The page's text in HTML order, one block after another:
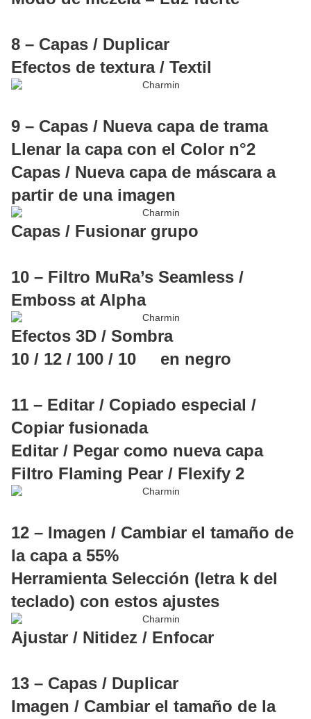
8 – Capas / Duplicar
Efectos de textura / Textil
9 – Capas / Nueva capa de trama
Llenar la capa con el Color n°2
Capas / Nueva capa de máscara a
partir de una imagen
Capas / Fusionar grupo
10 – Filtro MuRa’s Seamless /
Emboss at Alpha
Efectos 3D / Sombra
10 / 12 / 100 / 10 en negro
11 – Editar / Copiado especial /
Copiar fusionada
Editar / Pegar como nueva capa
Filtro Flaming Pear / Flexify 2
12 – Imagen / Cambiar el tamaño de
la capa a 55%
Herramienta Selección (letra k del
teclado) con estos ajustes
Ajustar / Nitidez / Enfocar
13 – Capas / Duplicar
Imagen / Cambiar el tamaño de la